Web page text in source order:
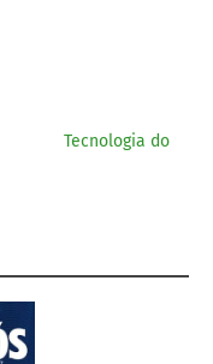
Tecnologia do